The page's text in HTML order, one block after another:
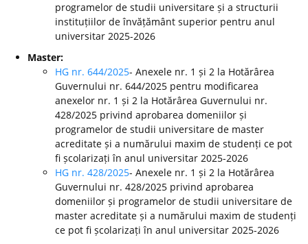
programelor de studii universitare și a structurii
instituțiilor de învățământ superior pentru anul
universitar 2025-2026
Master:
HG nr. 644/2025- Anexele nr. 1 și 2 la Hotărârea
Guvernului nr. 644/2025 pentru modificarea
anexelor nr. 1 și 2 la Hotărârea Guvernului nr.
428/2025 privind aprobarea domeniilor și
programelor de studii universitare de master
acreditate și a numărului maxim de studenți ce pot
fi școlarizați în anul universitar 2025-2026
HG nr. 428/2025- Anexele nr. 1 și 2 la Hotărârea
Guvernului nr. 428/2025 privind aprobarea
domeniilor și programelor de studii universitare de
master acreditate și a numărului maxim de studenți
ce pot fi școlarizați în anul universitar 2025-2026